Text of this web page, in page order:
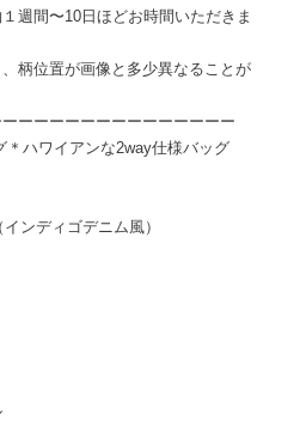
週間〜10日ほどお時間いただきま
柄位置が画像と多少異なることが
ーーーーーーーーーーーーーー
ハワイアンな2way仕様バッグ
ンディゴデニム風）